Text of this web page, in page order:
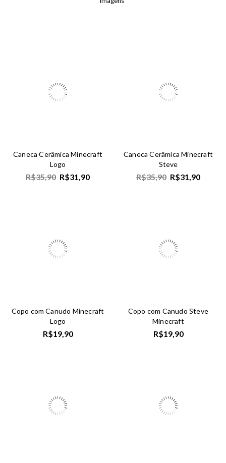
Caneca Cerâmica Minecraft
Logo
R$35,90 R$31,90
Caneca Cerâmica Minecraft
Steve
R$35,90 R$31,90
Copo com Canudo Minecraft
Logo
R$19,90
Copo com Canudo Steve
Minecraft
R$19,90